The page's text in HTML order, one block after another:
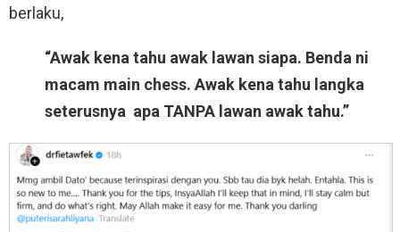
berlaku,
“Awak kena tahu awak lawan siapa. Benda ni
macam main chess. Awak kena tahu langka
seterusnya apa TANPA lawan awak tahu.”